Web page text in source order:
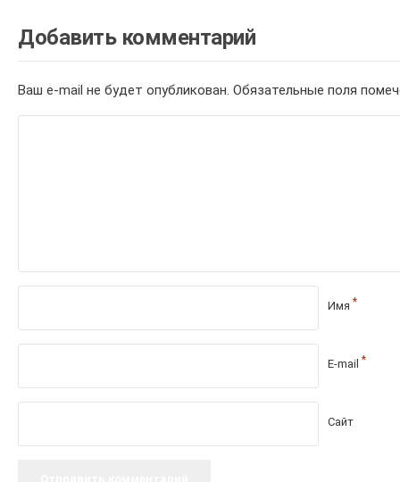
Добавить комментарий
Ваш e-mail не будет опубликован. Обязательные поля
Имя *
E-mail *
Сайт